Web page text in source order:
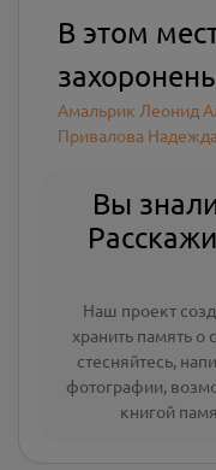
В этом
Амальрик Леонид
Привалова
Вы
Наш проект
хранить память о
стесняйтесь,
фотографии,
книгой